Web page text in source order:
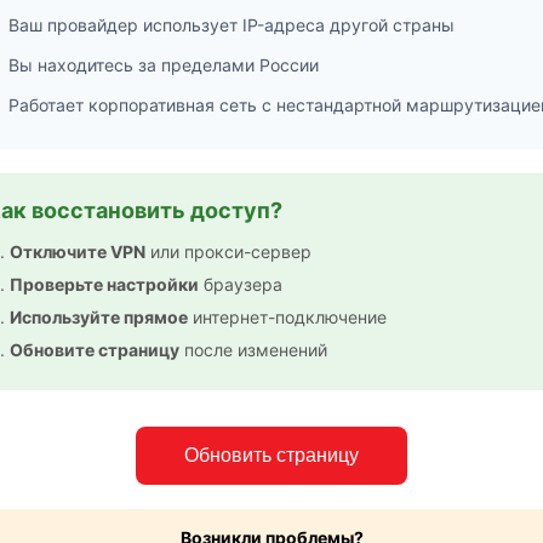
Ваш провайдер использует IP-адреса другой страны
Вы находитесь за пределами России
Работает корпоративная сеть с нестандартной
восстановить доступ?
Отключите VPN или прокси-сервер
Проверьте настройки браузера
Используйте прямое интернет-подключение
Обновите страницу после изменений
Обновить страницу
Возникли проблемы?